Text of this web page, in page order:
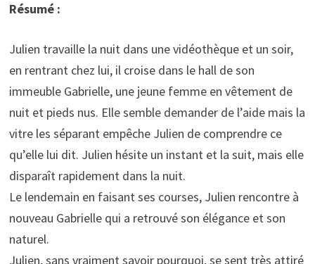
Résumé :
Julien travaille la nuit dans une vidéothèque et un soir,
en rentrant chez lui, il croise dans le hall de son
immeuble Gabrielle, une jeune femme en vêtement de
nuit et pieds nus. Elle semble demander de l’aide mais la
vitre les séparant empêche Julien de comprendre ce
qu’elle lui dit. Julien hésite un instant et la suit, mais elle
disparaît rapidement dans la nuit.
Le lendemain en faisant ses courses, Julien rencontre à
nouveau Gabrielle qui a retrouvé son élégance et son
naturel.
Julien, sans vraiment savoir pourquoi, se sent très attiré